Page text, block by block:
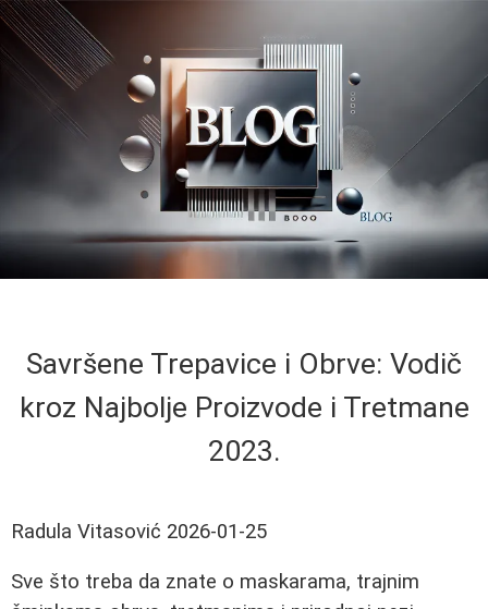
Savršene Trepavice i Obrve: Vodič
kroz Najbolje Proizvode i Tretmane
2023.
Radula Vitasović 2026-01-25
Sve što treba da znate o maskarama, trajnim